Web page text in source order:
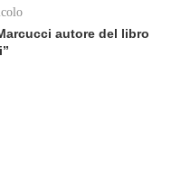
autore del libro